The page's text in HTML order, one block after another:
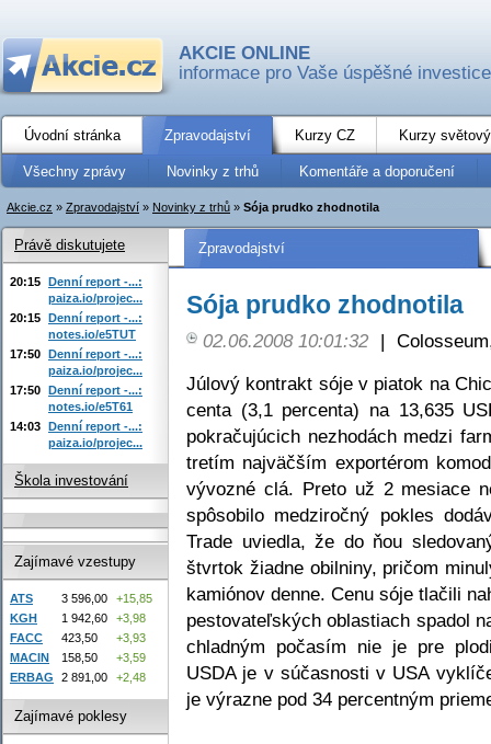
AKCIE ONLINE
informace pro Vaše úspěšné investice
Úvodní stránka Zpravodajství Kurzy CZ Kurzy
Všechny zprávy Novinky z trhů Komentáře a doporučení
Akcie.cz » Zpravodajství » Novinky z trhů » Sója prudko zhodnotila
Zpravodajství
Sója prudko zhodnotila
02.06.2008 10:01:32 |
Júlový kontrakt sóje v piatok na
centa (3,1 percenta) na 13,635
pokračujúcich nezhodách medzi
tretím najväčším exportérom
vývozné clá. Preto už 2 mesiace
spôsobilo medziročný pokles
Trade uviedla, že do ňou
štvrtok žiadne obilniny, pričom
kamiónov denne. Cenu sóje tlačili
pestovateľských oblastiach spadol
chladným počasím nie je pre
USDA je v súčasnosti v USA
je výrazne pod 34 percentným
Právě diskutujete
20:15 Denní report -...:
paiza.io/projec...
20:15 Denní report -...:
notes.io/e5TUT
17:50 Denní report -...:
paiza.io/projec...
17:50 Denní report -...:
notes.io/e5T61
14:03 Denní report -...:
paiza.io/projec...
Škola investování
Zajímavé vzestupy
ATS 3 596,00
+15,85
KGH
1 942,60
+3,98
FACC
423,50
+3,93
MACIN
158,50
+3,59
ERBAG
2 891,00 +2,48
Zajímavé poklesy